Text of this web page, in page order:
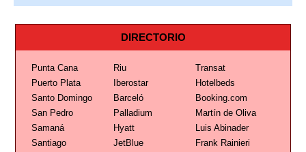
DIRECTORIO
Punta Cana Riu
Transat
Puerto Plata
Iberostar
Hotelbeds
Santo Domingo
Barceló
Booking.com
San Pedro
Palladium
Martín de Oliva
Samaná
Hyatt
Luis Abinader
Santiago
JetBlue Frank Rainieri